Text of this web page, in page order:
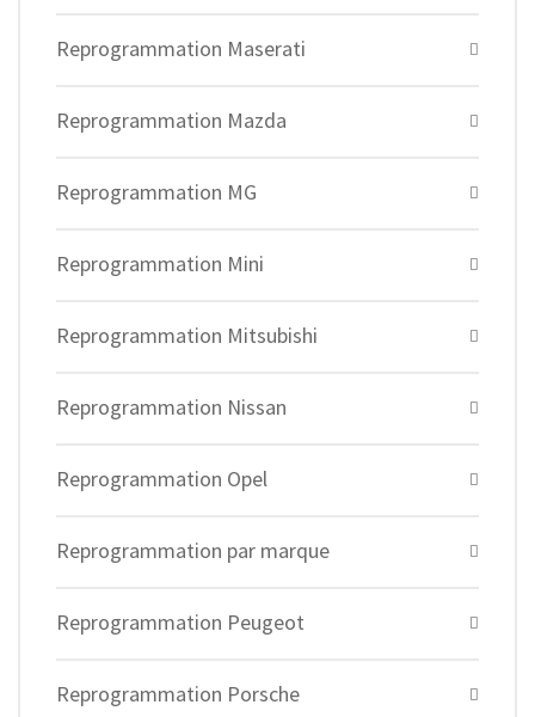
Reprogrammation Maserati
Reprogrammation Mazda
Reprogrammation MG
Reprogrammation Mini
Reprogrammation Mitsubishi
Reprogrammation Nissan
Reprogrammation Opel
Reprogrammation par marque
Reprogrammation Peugeot
Reprogrammation Porsche